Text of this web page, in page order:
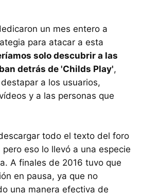
un mes entero a
para atacar a esta
solo descubrir a las
detrás de 'Childs Play',
a los usuarios,
y a las personas que
todo el texto del foro
eso lo llevó a una especie
A finales de 2016 tuvo que
en pausa, ya que no
una manera efectiva de